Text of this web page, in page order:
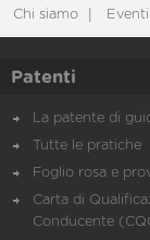
Chi siamo Eventi
Patenti
La patente di
Tutte le pratiche
Foglio rosa e
Carta di
Conducente